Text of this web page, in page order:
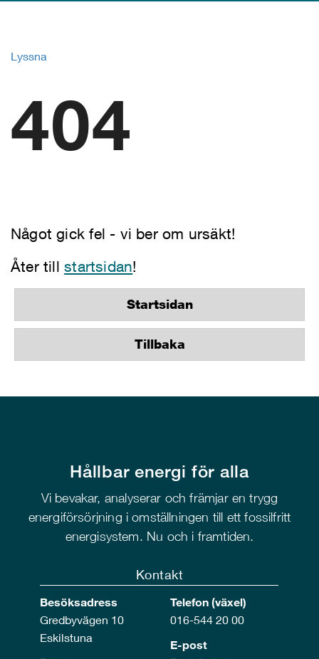
Lyssna
404
Något gick fel - vi ber om ursäkt!
Åter tillstartsidan!
Startsidan
Tillbaka
Hållbar energi för alla
Vi bevakar, analyserar och främjar en trygg
energiförsörjning i omställningen till ett fossilfritt
energisystem. Nu och i framtiden.
Kontakt
Besöksadress
Gredbyvägen 10
Eskilstuna
Telefon (växel)
016-544 20 00
E-post